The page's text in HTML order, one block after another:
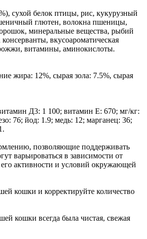
сухой белок птицы, рис, кукурузный
глютен, волокна пшеницы,
минеральные вещества, рыбий
вкусоароматическая
витамины, аминокислоты.
жира: 12%, сырая зола: 7.5%, сырая
Д3: 1 100; витамин E: 670; мг/кг:
76; йод: 1.9; медь: 12; марганец: 36;
позволяющие поддерживать
варьироваться в зависимости от
его активности и условий окружающей
кошки и корректируйте количество
кошки всегда была чистая, свежая